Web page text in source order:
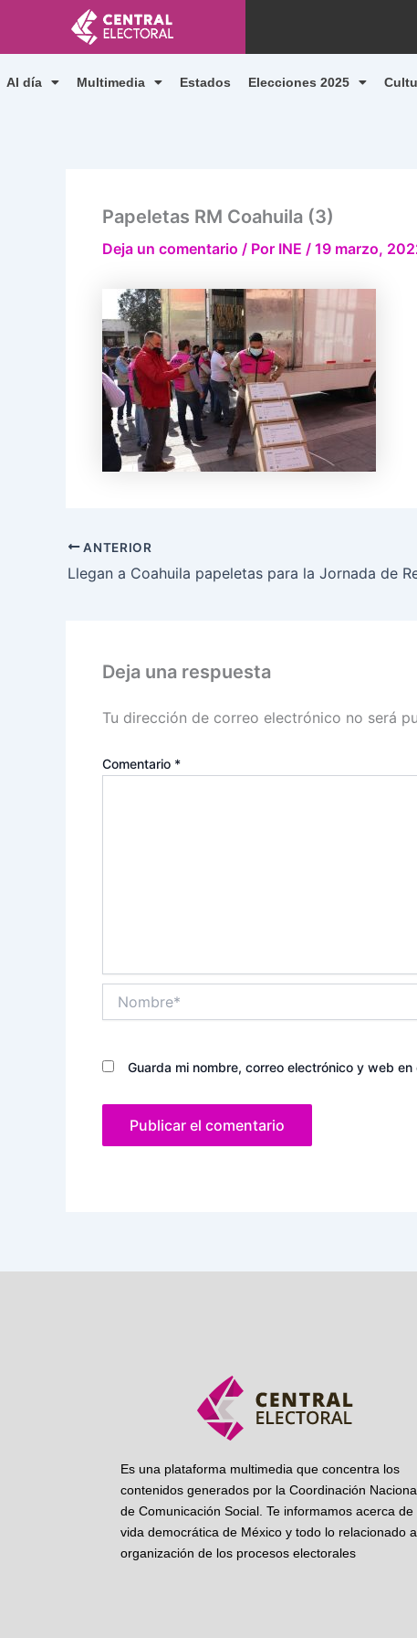
contenido
Al día Multimedia Estados Elecciones 2025
Papeletas RM Coahuila (3)
Deja un comentario / Por INE / 19 marzo,
ANTERIOR
Deja una respuesta
Tu dirección de correo electrónico no será
Comentario *
Guarda mi nombre, correo electrónico y web
Es una plataforma multimedia que concentra los
contenidos generados por la Coordinación
de Comunicación Social. Te informamos acerca de
vida democrática de México y todo lo relacionado
organización de los procesos electorales